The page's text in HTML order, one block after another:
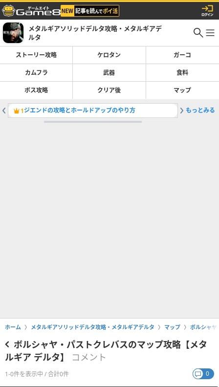
メタルギアソリッドデルタ攻略・メタルギアデ
ルタ
ストーリー攻略 ケロタン ガーコ
カムフラ 武器 食料
ボス攻略 クリア後 マップ
1ジエンドの攻略とホールドアップのやり方 2食料（
もっとみる
ホーム メタルギアソリッドデルタ攻略・メタルギアデルタ マップ ボルシャヤ
ボルシャヤ・パストクレバスのマップ攻略【メタ
ルギア デルタ】
コメント
1-0件を表示中 / 合計0件 0